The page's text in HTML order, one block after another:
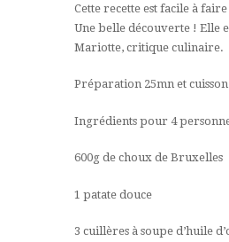
Cette recette est facile à
Une belle découverte ! Elle
Mariotte, critique culinaire.
Préparation 25mn et
Ingrédients pour 4
600g de choux de Bruxelles
1 patate douce
3 cuillères à soupe d’huile